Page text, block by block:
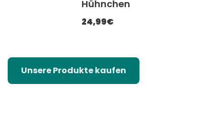
Hühnchen
24,99€
Unsere Produkte kaufen